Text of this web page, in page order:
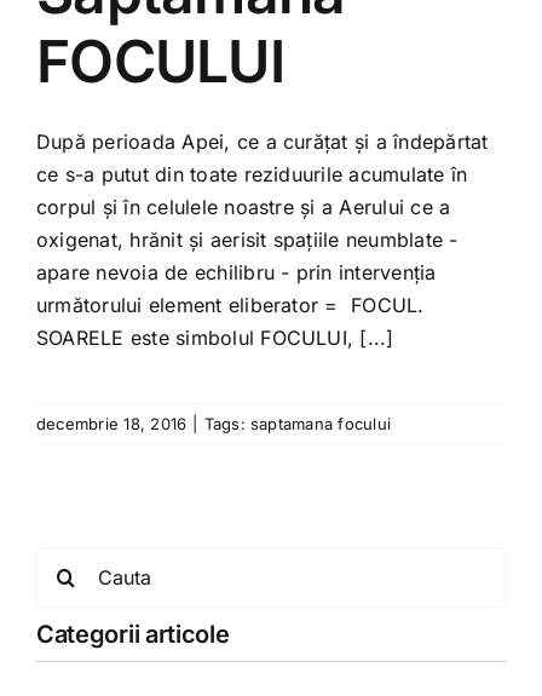
Shop
Tratamente naturale
Iubim fructele
FOCULUI
După perioada Apei, ce a curățat și a îndepărtat
ce s-a putut din toate reziduurile acumulate în
corpul și în celulele noastre și a Aerului ce a
oxigenat, hrănit și aerisit spațiile neumblate -
apare nevoia de echilibru - prin intervenția
următorului element eliberator = FOCUL.
SOARELE este simbolul FOCULUI, [...]
decembrie 18, 2016 Tags:saptamana focului
Categorii articole